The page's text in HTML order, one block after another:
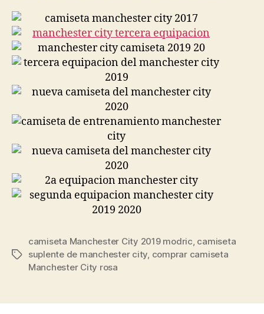
Etiquetas
camiseta Manchester City 2019 modric, camiseta
suplente de manchester city, comprar camiseta
Manchester City rosa